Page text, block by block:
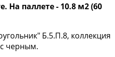
На паллете - 10.8 м2 (60
Б.5.П.8, коллекция
черным.